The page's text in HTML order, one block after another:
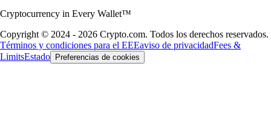
Cryptocurrency in Every Wallet™
Copyright © 2024 - 2026 Crypto.com. Todos los derechos reservados.
Términos y condiciones para el EEEaviso de privacidadFees &
LimitsEstado Preferencias de cookies